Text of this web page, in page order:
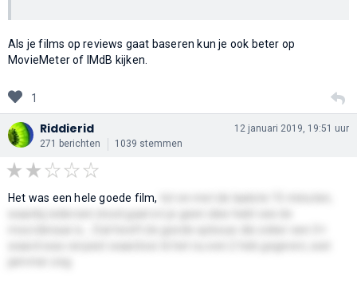
Als je films op reviews gaat baseren kun je ook beter op
MovieMeter of IMdB kijken.
1
Riddierid
271 berichten 1039 stemmen
12 januari 2019, 19:51 uur
Het was een hele goede film,